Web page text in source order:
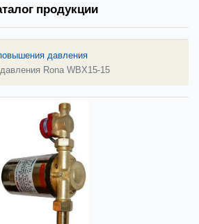
продукции
давления
Rona WBX15-15